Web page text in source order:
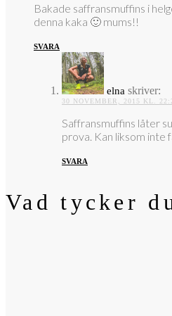
Bakade saffransmuffins i
denna kaka 🙂 mums!!
SVARA
elna skriver:
30 NOVEMBER, 2015 KL.
Saffransmuffins låter
prova. Kan liksom inte
SVARA
Vad tycker